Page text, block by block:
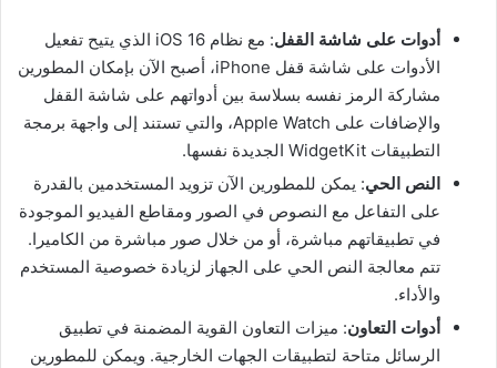
أدوات على شاشة القفل
: مع نظام iOS 16 الذي يتيح تفعيل
الأدوات على شاشة قفل iPhone، أصبح الآن بإمكان المطورين
مشاركة الرمز نفسه بسلاسة بين أدواتهم على شاشة القفل
والإضافات على Apple Watch، والتي تستند إلى واجهة برمجة
التطبيقات WidgetKit الجديدة نفسها.
النص الحي: يمكن للمطورين الآن تزويد المستخدمين بالقدرة
على التفاعل مع النصوص في الصور ومقاطع الفيديو الموجودة
في تطبيقاتهم مباشرة، أو من خلال صور مباشرة من الكاميرا.
تتم معالجة النص الحي على الجهاز لزيادة خصوصية المستخدم
والأداء.
أدوات التعاون: ميزات التعاون القوية المضمنة في تطبيق
الرسائل متاحة لتطبيقات الجهات الخارجية. ويمكن للمطورين